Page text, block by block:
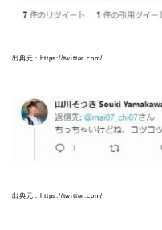
出典元：https://twitter.com/
出典元：https://twitter.com/